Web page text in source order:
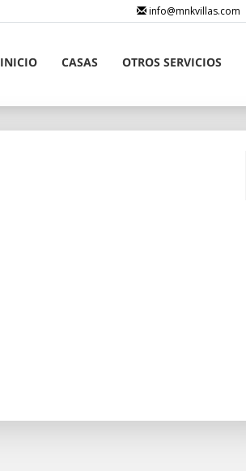
info@mnkvillas.com
INICIO CASAS OTROS SERVICIOS